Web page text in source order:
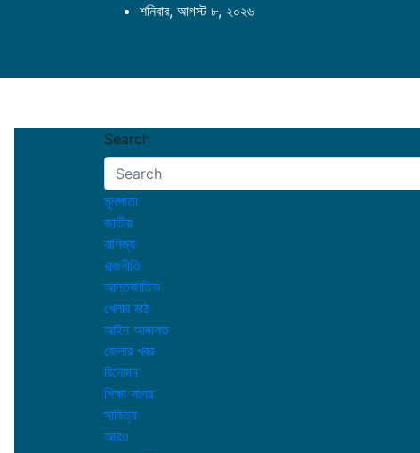
শনিবার, আগস্ট ৮, ২০২৬
Search
মূলপাতা
জাতীয়
বাণিজ্য
রাজনীতি
আন্তর্জাতিক
খেলার মাঠ
আইন আদালত
জেলার খবর
বিনোদন
শিক্ষা সাগর
সাহিত্য
আরও